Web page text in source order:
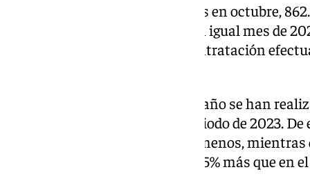
De todos los contratos suscritos en octubre,
temporales, un 9,5% más que en igual mes de
representaron el 56,5% de la contratación
En los diez primeros meses del año se han
un 0,3% menos que en igual periodo de 2023.
contratos indefinidos, un 2,5% menos,
temporales, lo que supone un 1,5% más que en